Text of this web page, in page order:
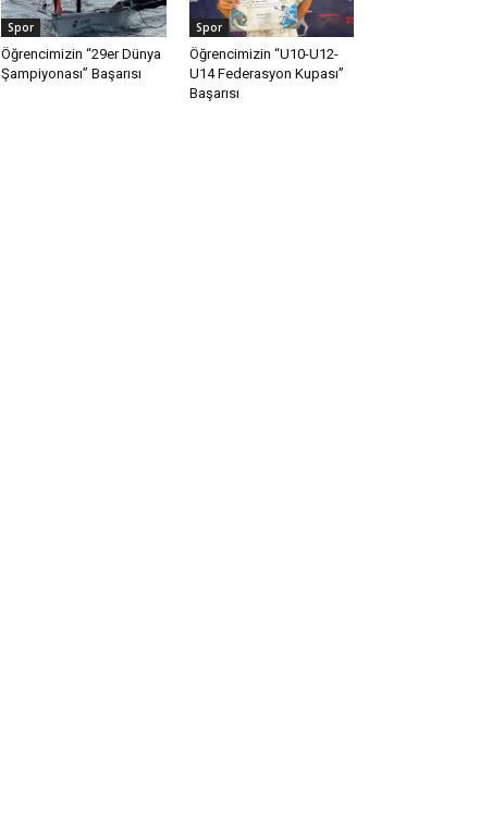
Spor
Öğrencimizin “29er Dünya
Şampiyonası” Başarısı
Spor
Öğrencimizin “U10-U12-
U14 Federasyon Kupası”
Başarısı